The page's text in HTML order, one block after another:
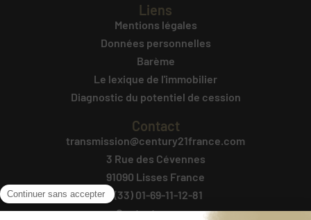
Liens
Mentions légales
Données personnelles
Barème
Le lexique de l'immobilier
Diagnostic du potentiel de cession
Contact
transmission@century21france.com
3 Rue des Cévennes
91090 Lisses France
+(33) 01-69-11-12-81
Contactez-nous